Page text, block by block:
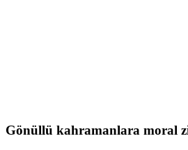
Gönüllü kahramanlara moral